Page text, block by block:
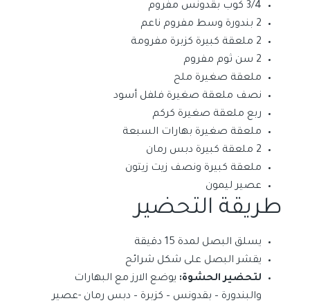
3/4 كوب بقدونس مفروم
2 بندورة وسط مفروم ناعم
2 ملعقة كبيرة كزبرة مفرومة
2 سن ثوم مفروم
ملعقة صغيرة ملح
نصف ملعقة صغيرة فلفل أسود
ربع ملعقة صغيرة كركم
ملعقة صغيرة بهارات السبعة
2 ملعقة كبيرة دبس رمان
ملعقة كبيرة ونصف زيت زيتون
عصير ليمون
طريقة التحضير
يسلق البصل لمدة 15 دقيقة
يقشر البصل على شكل شرائح
لتحضير الحشوة: يوضع الارز مع البهارات
والبندورة – بقدونس – كزبرة – دبس رمان -عصير